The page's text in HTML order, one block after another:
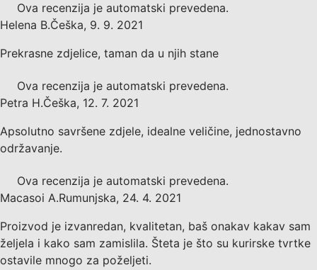
Ova recenzija je automatski prevedena.
Helena B.Češka, 9. 9. 2021
Prekrasne zdjelice, taman da u njih stane
Ova recenzija je automatski prevedena.
Petra H.Češka, 12. 7. 2021
Apsolutno savršene zdjele, idealne veličine, jednostavno
održavanje.
Ova recenzija je automatski prevedena.
Macasoi A.Rumunjska, 24. 4. 2021
Proizvod je izvanredan, kvalitetan, baš onakav kakav sam
željela i kako sam zamislila. Šteta je što su kurirske tvrtke
ostavile mnogo za poželjeti.